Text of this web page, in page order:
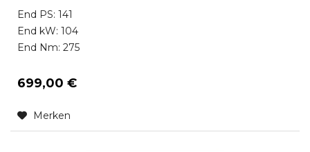
End PS: 141
End kW: 104
End Nm: 275
699,00 €
Merken